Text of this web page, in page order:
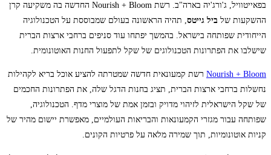
בפאייטוויל, ג'ורג'יה בארה"ב. רשת Nourish + Bloom החדשה בה משקיעה קרן
ההשקעות של ביל גייטס, תהיה הראשונה בעולם שמבוססת על הטכנולוגיה
הייחודית שפותחה בישראל. בהמשך יפתחו עוד סניפים ברחבי ארצות הברית
שישלבו את הפתרונות הטכנולוגים של שקל לתפעול החנות האוטונומית.
Nourish + Bloom רשת קמעונאית חדשה שמטרתה להציע אוכל בריא לקהילות
נחשלות ברחבי ארצות הברית, תציג בחנות הדגל שלה, את הפתרונות החכמים
של שקל הישראלית לזיהוי מדויק ובזמן אמת של מוצרי מדף. הטכנולוגיה,
שפותחה עבור מגזרי הקמעונאות והבריאות העולמיים, מאפשרת יישום מהיר של
קניות אוטונומיות, תוך שמירה מלאה על פרטיות הקונים.